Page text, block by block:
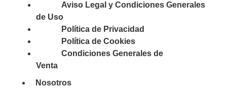
Aviso Legal y Condiciones Generales
de Uso
Política de Privacidad
Política de Cookies
Condiciones Generales de
Venta
Nosotros